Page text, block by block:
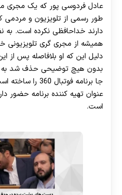
عادل فردوسی پور که یک مجری
طور رسمی از تلویزیون و
دارند خداحافظی نکرده است. به
همیشه از مجری گری تلویزیونی
دلیل این که او بلافاصله پس از
بدون هیچ توضیحی حذف شد به
عنوان تهیه کننده برنامه حضور
است.